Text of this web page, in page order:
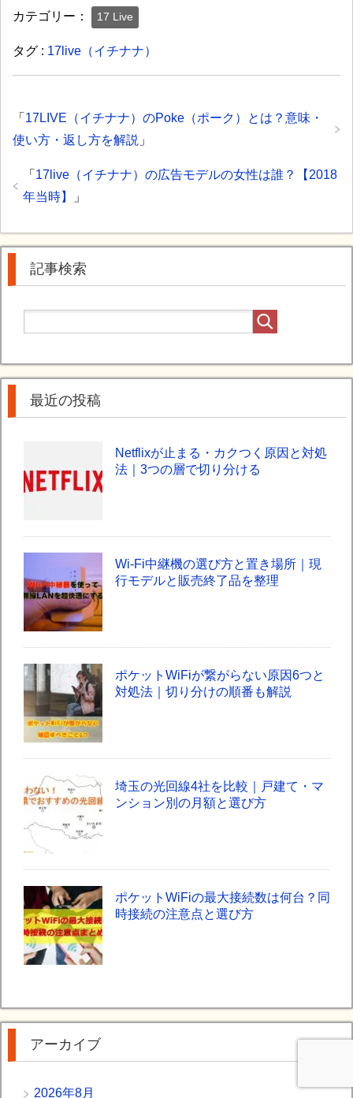
カテゴリー： 17 Live
タグ : 17live（イチナナ）
「 17LIVE（イチナナ）のPoke（ポーク）とは？意味・
使い方・返し方を解説 」
「 17live（イチナナ）の広告モデルの女性は誰？【2018
年当時】
」
記事検索
最近の投稿
Netflixが止まる・カクつく原因と対処
法｜3つの層で切り分ける
Wi-Fi中継機の選び方と置き場所｜現
行モデルと販売終了品を整理
ポケットWiFiが繋がらない原因6つと
対処法｜切り分けの順番も解説
埼玉の光回線4社を比較｜戸建て・マ
ンション別の月額と選び方
ポケットWiFiの最大接続数は何台？同
時接続の注意点と選び方
アーカイブ
2026年8月